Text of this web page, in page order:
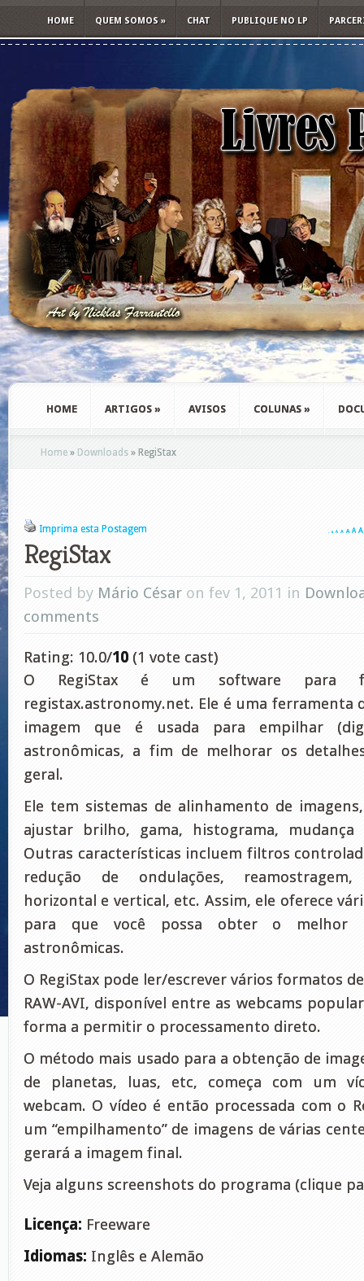
HOME QUEM SOMOS » CHAT PUBLIQUE NO LP
HOME ARTIGOS » AVISOS COLUNAS »
Home » Downloads » RegiStax
Imprima esta Postagem A A A A A A A
RegiStax
Posted by Mário César on fev 1, 2011 in
comments
Rating: 10.0/10 (1 vote cast)
O RegiStax é um software para
registax.astronomy.net. Ele é uma ferramenta
imagem que é usada para empilhar
astronômicas, a fim de melhorar os
geral.
Ele tem sistemas de alinhamento de
ajustar brilho, gama, histograma,
Outras características incluem filtros
redução de ondulações, reamostragem,
horizontal e vertical, etc. Assim, ele oferece
para que você possa obter o melhor
astronômicas.
O RegiStax pode ler/escrever vários formatos
RAW-AVI, disponível entre as webcams
forma a permitir o processamento direto.
O método mais usado para a obtenção de
de planetas, luas, etc, começa com um
webcam. O vídeo é então processada com o
um “empilhamento” de imagens de várias
gerará a imagem final.
Veja alguns screenshots do programa (clique
Licença: Freeware
Idiomas: Inglês e Alemão